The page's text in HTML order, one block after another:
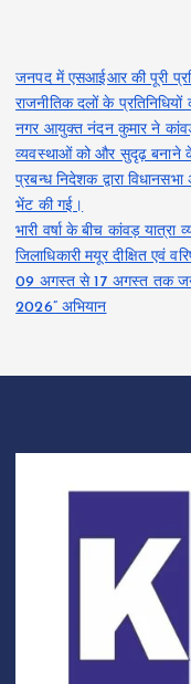
जनपद में एसआईआर की पूरी
राजनीतिक दलों के प्रतिनिधियों
नगर आयुक्त नंदन कुमार ने कांवड़
व्यवस्थाओं को और सुदृढ़ बनाने के
प्रबन्ध निदेशक द्वारा
भेंट की गई।
भारी वर्षा के बीच कांवड़
जिलाधिकारी मयूर दीक्षित एवं
09 अगस्त से 17 अगस्त तक
2026” अभियान